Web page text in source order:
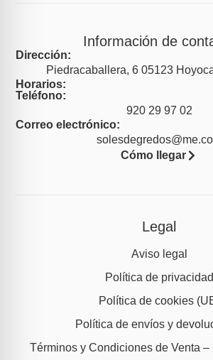
Información de
Dirección:
Piedracaballera, 6 05123
Horarios:
Teléfono:
920 29 97 02
Correo electrónico:
Cómo llegar
Legal
Aviso legal
Política de privacidad
Política de cookies
Política de envíos y
Términos y Condiciones de Venta –